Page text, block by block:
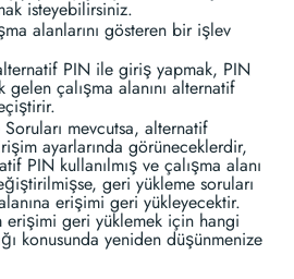
isteyebilirsiniz.
alanlarını gösteren bir işlev
PIN ile giriş yapmak, PIN
gelen çalışma alanını alternatif
mevcutsa, alternatif
ayarlarında görüneceklerdir,
PIN kullanılmış ve çalışma alanı
geri yükleme soruları
erişimi geri yükleyecektir.
erişimi geri yüklemek için hangi
konusunda yeniden düşünmenize